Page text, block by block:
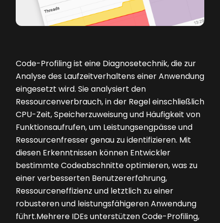
Code-Profiling ist eine Diagnosetechnik, die zur
Analyse des Laufzeitverhaltens einer Anwendung
eingesetzt wird. Sie analysiert den
Ressourcenverbrauch, in der Regel einschließlich
CPU-Zeit, Speicherzuweisung und Häufigkeit von
Funktionsaufrufen, um Leistungsengpässe und
Ressourcenfresser genau zu identifizieren. Mit
diesen Erkenntnissen können Entwickler
bestimmte Codeabschnitte optimieren, was zu
einer verbesserten Benutzererfahrung,
Ressourceneffizienz und letztlich zu einer
robusteren und leistungsfähigeren Anwendung
führt.Mehrere IDEs unterstützen Code-Profiling,